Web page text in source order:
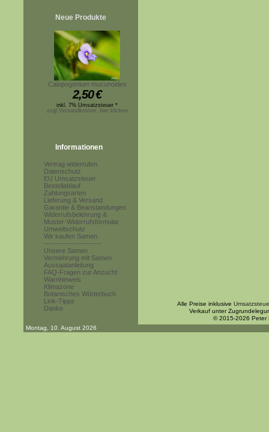
Neue Produkte
Calopogonium mucunoides
2,50€
inkl. 7% Umsatzsteuer *
zzgl.Versandkosten, hier klicken
Informationen
Vertrag widerrufen
Datenschutz
EU Umsatzsteuer
Bestellablauf
Zahlungsarten
Lieferung & Versand
Garantie & Beanstandungen
Widerrufsbelehrung &
Muster-Widerrufsformular
Umweltschutz
Wir kaufen Samen
------------------------
Unsere Samen
Vermehrung mit Samen
Aussaatanleitung
FAQ-Fragen zur Anzucht
Warnhinweis
Klimazone
Botanisches Wörterbuch
Link-Tipps
Danke
Alle Preise inklusive
Verkauf unter
© 2015-2026 Peter
Montag, 10. August 2026